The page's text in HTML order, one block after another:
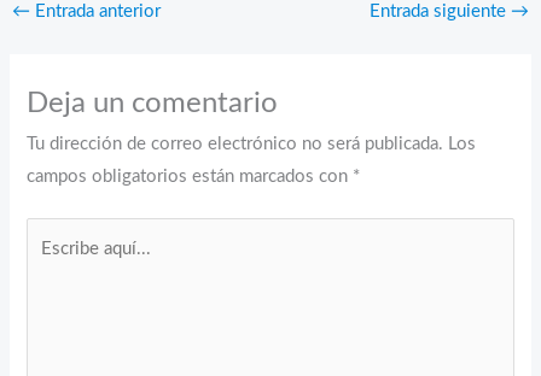
← Entrada anterior Entrada siguiente →
Deja un comentario
Tu dirección de correo electrónico no será publicada. Los
campos obligatorios están marcados con *